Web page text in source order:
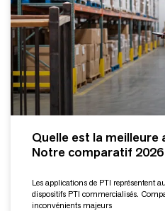
Quelle est la meilleure
Notre comparatif 2026
Les applications de PTI représentent
dispositifs PTI commercialisés.
inconvénients majeurs